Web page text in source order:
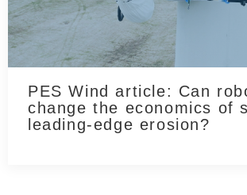
PES Wind article: Can
change the economics of
leading-edge erosion?